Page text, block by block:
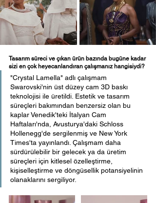
Tasarım süreci ve çıkan ürün bazında bugüne kadar
sizi en çok heyecanlandıran çalışmanız hangisiydi?
"Crystal Lamella" adlı çalışmam
Swarovski'nin üst düzey cam 3D baskı
teknolojisi ile üretildi. Estetik ve tasarım
süreçleri bakımından benzersiz olan bu
kaplar Venedik'teki İtalyan Cam
Haftaları'nda, Avusturya'daki Schloss
Hollenegg'de sergilenmiş ve New York
Times'ta yayınlandı. Çalışmam daha
sürdürülebilir bir gelecek ya da üretim
süreçleri için kitlesel özelleştirme,
kişiselleştirme ve döngüsellik potansiyelinin
olanaklarını sergiliyor.